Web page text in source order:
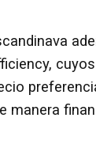
manera